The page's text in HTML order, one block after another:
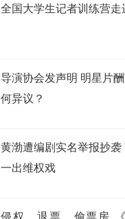
全国大学生记者训练营走
导演协会发声明 明星片
何异议？
黄渤遭编剧实名举报抄
一出维权戏
侵权、退票、偷票房